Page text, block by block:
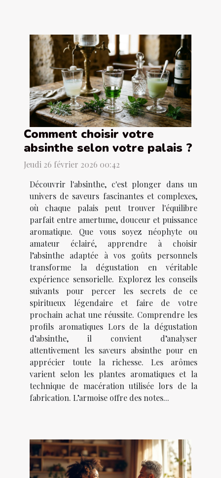
Comment choisir votre
absinthe selon votre palais ?
Jeudi 26 février 2026 00:42
Découvrir l'absinthe, c'est plonger dans un
univers de saveurs fascinantes et complexes,
où chaque palais peut trouver l'équilibre
parfait entre amertume, douceur et puissance
aromatique. Que vous soyez néophyte ou
amateur éclairé, apprendre à choisir
l’absinthe adaptée à vos goûts personnels
transforme la dégustation en véritable
expérience sensorielle. Explorez les conseils
suivants pour percer les secrets de ce
spiritueux légendaire et faire de votre
prochain achat une réussite. Comprendre les
profils aromatiques Lors de la dégustation
d’absinthe, il convient d’analyser
attentivement les saveurs absinthe pour en
apprécier toute la richesse. Les arômes
varient selon les plantes aromatiques et la
technique de macération utilisée lors de la
fabrication. L’armoise offre des notes...